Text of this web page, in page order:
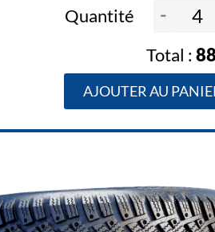
Quantité -
AJOUTER AU